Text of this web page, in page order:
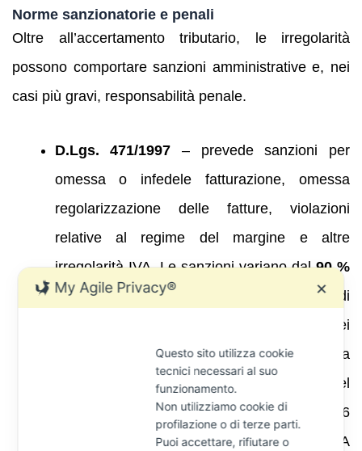
Norme sanzionatorie e penali
Oltre all’accertamento tributario, le irregolarità
possono comportare sanzioni amministrative e, nei
casi più gravi, responsabilità penale.
D.Lgs. 471/1997 – prevede sanzioni per
omessa o infedele fatturazione, omessa
regolarizzazione delle fatture, violazioni
relative al regime del margine e altre
irregolarità IVA. Le sanzioni variano dal90 %
al 180 % dell’imposta non versata in caso di
dei
corrispettivi non documentati per la mancata
emissione di scontrini. Per la violazione del
regime del margine, il comma 6 dell’art. 6
dispone una sanzione pari al100 %
dell’IVA
My Agile Privacy® ✕
Questo sito utilizza cookie
tecnici necessari al suo
funzionamento.
Non utilizziamo cookie di
profilazione o di terze parti.
Puoi accettare, rifiutare o